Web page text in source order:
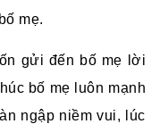
mẹ.
gửi đến bố mẹ lời
bố mẹ luôn mạnh
ngập niềm vui, lúc